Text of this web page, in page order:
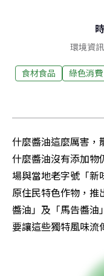
環境資
食材食品 綠色消費
什麼醬油這麼厲害，
什麼醬油沒有添加物
場與當地老字號「新
原住民特色作物，推
醬油」及「馬告醬油
要讓這些獨特風味流